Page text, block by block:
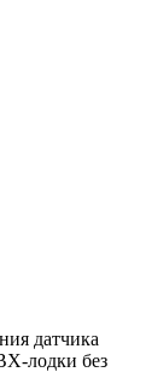
датчика
лодки без